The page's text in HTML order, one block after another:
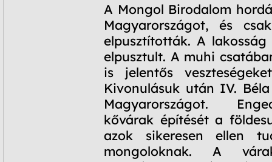
A Mongol Birodalom
Magyarországot, és
elpusztították. A lakosság
elpusztult. A muhi
is jelentős
Kivonulásuk után IV.
Magyarországot.
kővárak építését a
azok sikeresen ellen
mongoloknak. A